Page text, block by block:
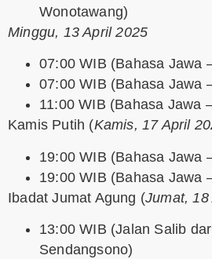
Wonotawang)
Minggu, 13 April 2025
07:00 WIB (Bahasa Jawa
07:00 WIB (Bahasa Jawa
11:00 WIB (Bahasa Jawa
Kamis Putih (Kamis, 17 April
19:00 WIB (Bahasa Jawa
19:00 WIB (Bahasa Jawa
Ibadat Jumat Agung (Jumat,
13:00 WIB (Jalan Salib
Sendangsono)